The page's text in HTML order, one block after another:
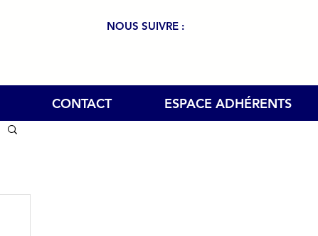
NOUS SUIVRE :
CONTACT ESPACE ADHÉRENTS